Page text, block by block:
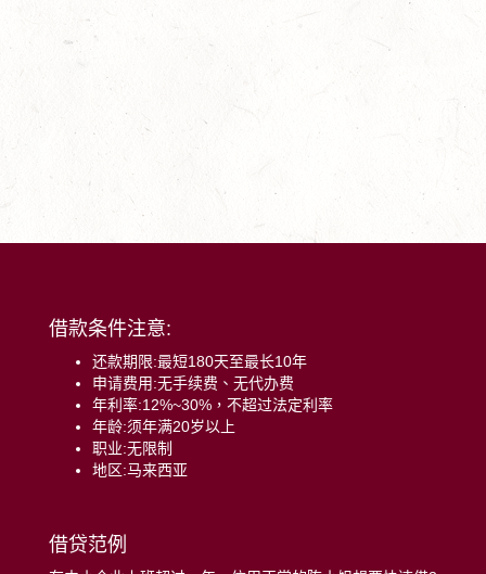
借款条件注意:
还款期限:最短180天至最长10年
申请费用:无手续费、无代办费
年利率:12%~30%，不超过法定利率
年龄:须年满20岁以上
职业:无限制
地区:马来西亚
借贷范例